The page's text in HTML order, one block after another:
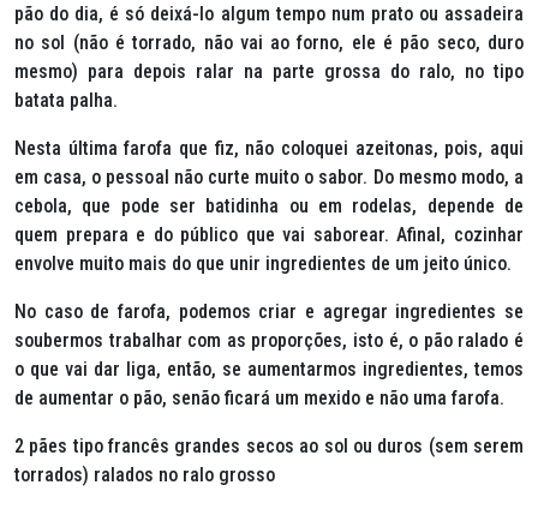
pão do dia, é só deixá-lo algum tempo num prato ou assadeira
no sol (não é torrado, não vai ao forno, ele é pão seco, duro
mesmo) para depois ralar na parte grossa do ralo, no tipo
batata palha.
Nesta última farofa que fiz, não coloquei azeitonas, pois, aqui
em casa, o pessoal não curte muito o sabor. Do mesmo modo, a
cebola, que pode ser batidinha ou em rodelas, depende de
quem prepara e do público que vai saborear. Afinal, cozinhar
envolve muito mais do que unir ingredientes de um jeito único.
No caso de farofa, podemos criar e agregar ingredientes se
soubermos trabalhar com as proporções, isto é, o pão ralado é
o que vai dar liga, então, se aumentarmos ingredientes, temos
de aumentar o pão, senão ficará um mexido e não uma farofa.
2 pães tipo francês grandes secos ao sol ou duros (sem serem
torrados) ralados no ralo grosso